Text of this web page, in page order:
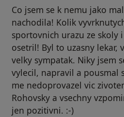
Co jsem se k nemu jako
nachodila! Kolik
sportovnich urazu ze skoly
osetril! Byl to uzasny lekar,
velky sympatak. Niky jsem
vylecil, napravil a pousmal
me nedoprovazel vic
Rohovsky a vsechny
jen pozitivni. :-)